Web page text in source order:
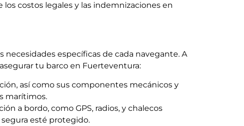
costos legales y las indemnizaciones en
específicas de cada navegante. A
tu barco en Fuerteventura:
así como sus componentes mecánicos y
marítimos.
a bordo, como GPS, radios, y chalecos
segura esté protegido.